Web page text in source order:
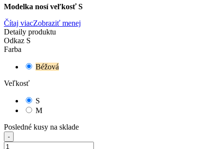
Modelka nosí veľkosť S
Čítaj viacZobraziť menej
Detaily produktu
Odkaz S
Farba
Béžová
Veľkosť
S
M
Posledné kusy na sklade
-